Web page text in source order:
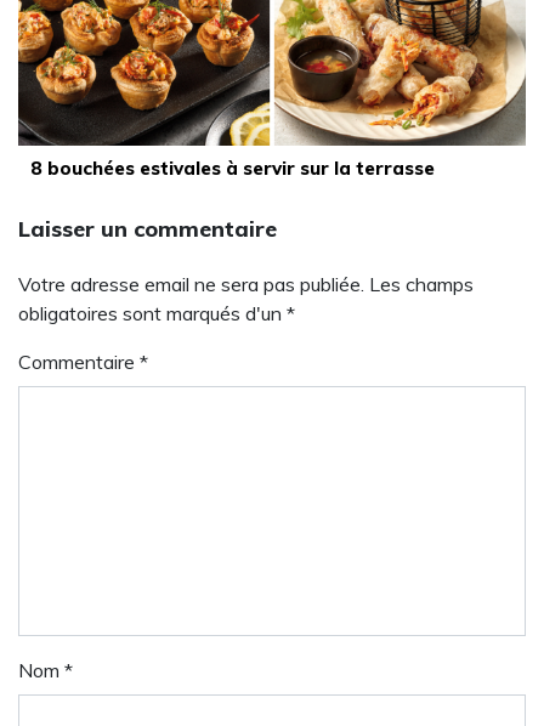
8 bouchées estivales à servir sur la terrasse
Laisser un commentaire
Votre adresse email ne sera pas publiée. Les champs
obligatoires sont marqués d'un *
Commentaire *
Nom *